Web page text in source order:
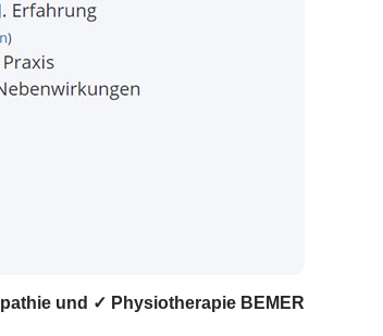
und ✓ Physiotherapie BEMER